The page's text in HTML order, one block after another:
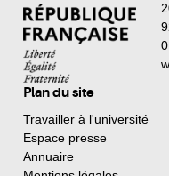
Plan du site
Travailler à l'université
Espace presse
Annuaire